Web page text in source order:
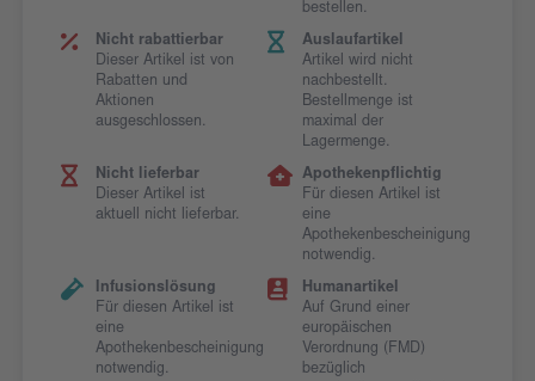
bestellen.
Nicht rabattierbar
Dieser Artikel ist von
Rabatten und
Aktionen
ausgeschlossen.
Auslaufartikel
Artikel wird nicht
nachbestellt.
Bestellmenge ist
maximal der
Lagermenge.
Nicht lieferbar
Dieser Artikel ist
aktuell nicht lieferbar.
Apothekenpflichtig
Für diesen Artikel ist
eine
Apothekenbescheinigung
notwendig.
Infusionslösung
Für diesen Artikel ist
eine
Apothekenbescheinigung
notwendig.
Humanartikel
Auf Grund einer
europäischen
Verordnung (FMD)
bezüglich